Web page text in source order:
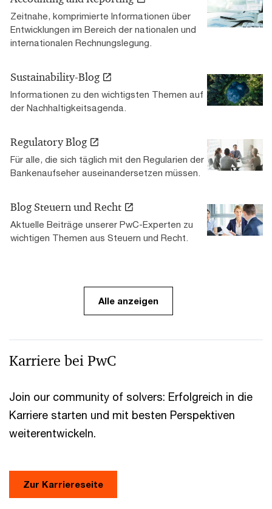
Zeitnahe, komprimierte Informationen über
Entwicklungen im Bereich der nationalen und
internationalen Rechnungslegung.
Sustainability-Blog
Informationen zu den wichtigsten Themen auf
der Nachhaltigkeitsagenda.
Regulatory Blog
Für alle, die sich täglich mit den Regularien der
Bankenaufseher auseinandersetzen müssen.
Blog Steuern und Recht
Aktuelle Beiträge unserer PwC-Experten zu
wichtigen Themen aus Steuern und Recht.
Alle anzeigen
Karriere bei PwC
Join our community of solvers: Erfolgreich in die
Karriere starten und mit besten Perspektiven
weiterentwickeln.
Zur Karriereseite